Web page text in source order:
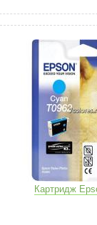
Картридж